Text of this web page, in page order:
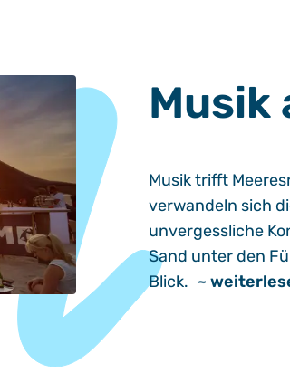
Musik
Musik trifft
verwandeln sich
unvergessliche
Sand unter den
Blick. ~